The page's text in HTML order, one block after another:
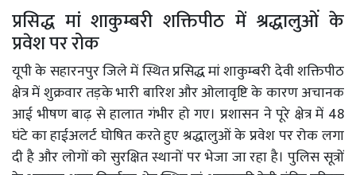
प्रसिद्ध मां शाकुम्बरी शक्तिपीठ में श्रद्धालुओं के
प्रवेश पर रोक
यूपी के सहारनपुर जिले में स्थित प्रसिद्ध मां शाकुम्बरी देवी शक्तिपीठ
क्षेत्र में शुक्रवार तड़के भारी बारिश और ओलावृष्टि के कारण अचानक
आई भीषण बाढ़ से हालात गंभीर हो गए। प्रशासन ने पूरे क्षेत्र में 48
घंटे का हाईअलर्ट घोषित करते हुए श्रद्धालुओं के प्रवेश पर रोक लगा
दी है और लोगों को सुरक्षित स्थानों पर भेजा जा रहा है। पुलिस सूत्रों